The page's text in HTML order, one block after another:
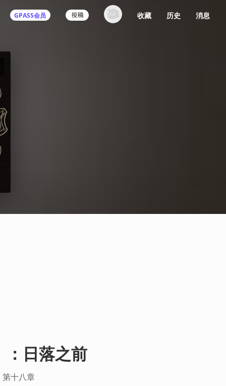
GPASS会员 收藏 历史 消息
：日落之前
第十八章